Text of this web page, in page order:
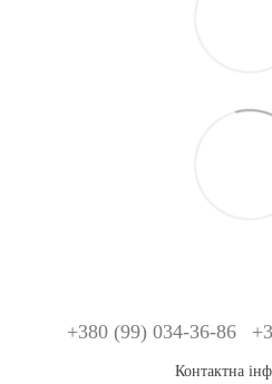
+380 (99) 034-36-86
Контактна